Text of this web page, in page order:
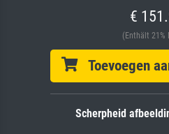
€
(Enthält 21%
Toevoegen
Scherpheid